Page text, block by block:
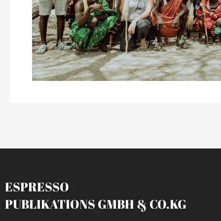
ESPRESSO
PUBLIKATIONS GMBH & CO.KG